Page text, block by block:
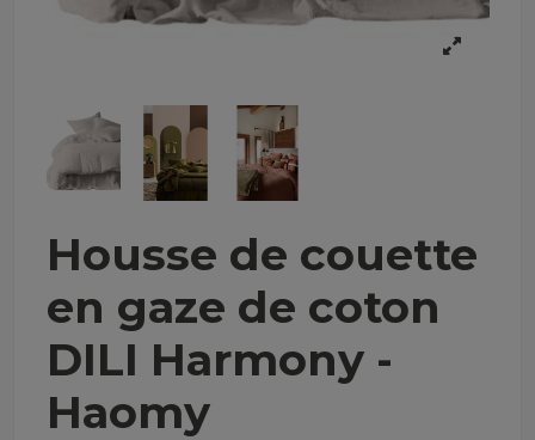
Housse de couette
en gaze de coton
DILI Harmony -
Haomy